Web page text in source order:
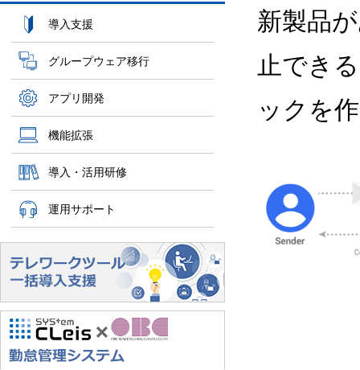
導入支援
グループウェア移行
アプリ開発
機能拡張
導入・活用研修
運用サポート
新製品
止でき
ックを